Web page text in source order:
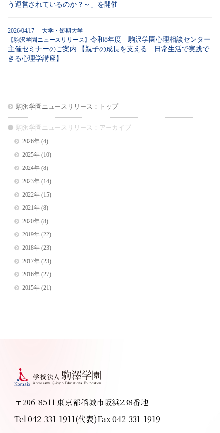
う運営されているのか？～」を開催
2026/04/17 大学・短期大学
【駒沢学園ニュースリリース】 令和8年度 駒沢学園心理相談センター
主催セミナーのご案内 【親子の成長を支える 日常生活で実践で
きる心理学講座】
駒沢学園ニュースリリース：トップ
駒沢学園ニュースリリース：アーカイブ
2026年(4)
2025年(10)
2024年(8)
2023年(14)
2022年(15)
2021年(8)
2020年(8)
2019年(22)
2018年(23)
2017年(23)
2016年(27)
2015年(21)
〒206-8511 東京都稲城市坂浜238番地
Tel 042-331-1911(代表)Fax 042-331-1919